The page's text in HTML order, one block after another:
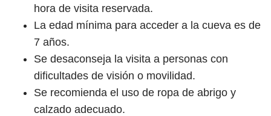
hora de visita reservada.
La edad mínima para acceder a la cueva es de
7 años.
Se desaconseja la visita a personas con
dificultades de visión o movilidad.
Se recomienda el uso de ropa de abrigo y
calzado adecuado.